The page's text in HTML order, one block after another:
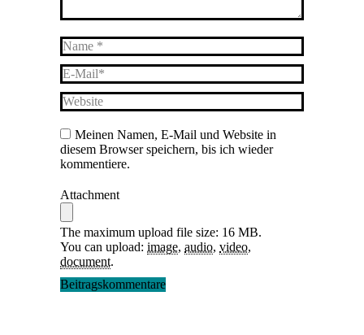
Name *
E-Mail *
Website
Meinen Namen, E-Mail und Website in
diesem Browser speichern, bis ich wieder
kommentiere.
Attachment
The maximum upload file size: 16 MB.
You can upload: image, audio, video,
document.
Beitragskommentare